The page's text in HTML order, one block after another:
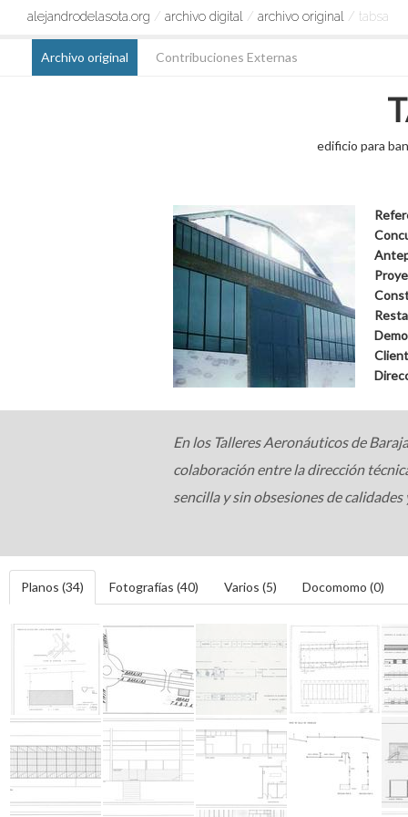
alejandrodelasota.org / archivo digital / archivo original / tabsa
Archivo original Contribuciones Externas
edificio para
En los Talleres Aeronáuticos de
colaboración entre la dirección
sencilla y sin obsesiones de
Planos (34) Fotografías (40) Varios (5) Docomomo (0)